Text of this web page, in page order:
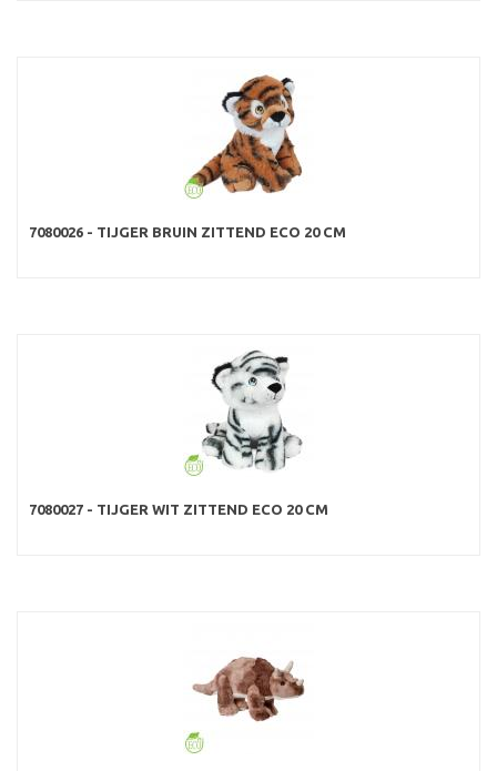
7080026 - TIJGER BRUIN ZITTEND ECO 20 CM
7080027 - TIJGER WIT ZITTEND ECO 20 CM